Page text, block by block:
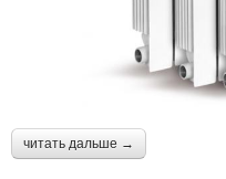
читать дальше →